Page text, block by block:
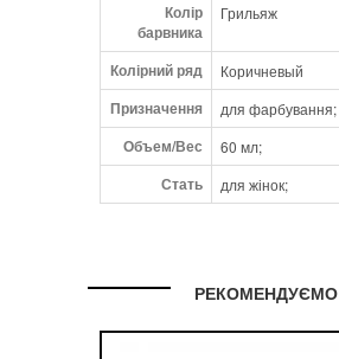
Колір
барвника
Грильяж
Колірний ряд Коричневый
Призначення для фарбування;
Объем/Вес 60 мл;
Стать для жінок;
РЕКОМЕНДУЄМО